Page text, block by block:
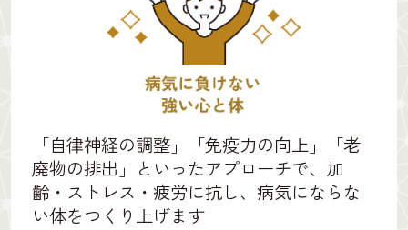
「自律神経の調整」「免疫力の向上」「老
廃物の排出」といったアプローチで、加
齢・ストレス・疲労に抗し、病気にならな
い体をつくり上げます